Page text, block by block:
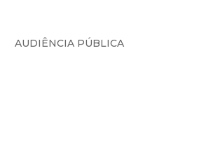
AUDIÊNCIA PÚBLICA